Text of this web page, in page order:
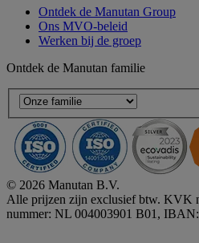
Ontdek de Manutan Group
Ons MVO-beleid
Werken bij de groep
Ontdek de Manutan familie
© 2026 Manutan B.V.
Alle prijzen zijn exclusief btw. KVK
nummer: NL 004003901 B01,